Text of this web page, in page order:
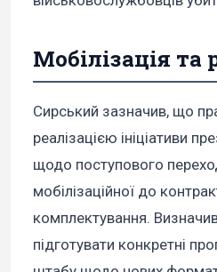
Мобілізація та
Сирський зазначив, що
реалізацією ініціативи
щодо поступового
мобілізаційної до
комплектування.
підготувати конкретні